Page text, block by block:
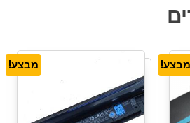
מבצע! מבצע!